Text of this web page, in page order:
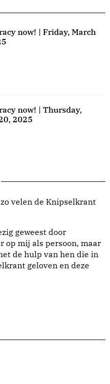
now! | Friday, March
now! | Thursday,
2025
velen de Knipselkrant
geweest door
op mij als persoon, maar
de hulp van hen die in
geloven en deze